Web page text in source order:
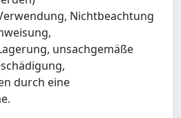
Nichtbeachtung
unsachgemäße
durch eine